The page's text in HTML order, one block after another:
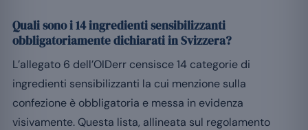
Quali sono i 14 ingredienti sensibilizzanti
obbligatoriamente dichiarati in Svizzera?
L’allegato 6 dell’OIDerr censisce 14 categorie di
ingredienti sensibilizzanti la cui menzione sulla
confezione è obbligatoria e messa in evidenza
visivamente. Questa lista, allineata sul regolamento